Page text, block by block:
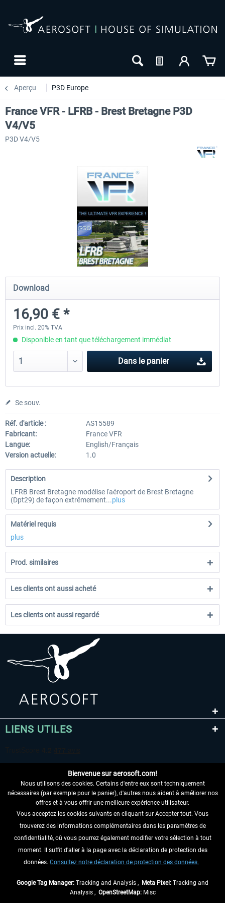
Aperçu P3D Europe
Hamburg-Finkenwerder
France VFR - LFRB - Brest Bretagne P3D
V4/V5
P3D V4/V5
Download
16,90 € *
Prix incl. 20% TVA
Disponible en tant que téléchargement immédiat
Dans le panier
Se souv.
Réf. d'article :
AS15589
Fabricant:
France VFR
Langue:
English/Français
Version actuelle:
1.0
Description
LFRB Brest Bretagne modélise l'aéroport de Brest Bretagne
(Dpt29) de façon extrêmement...plus
Matériel requis
plus
Prod. similaires
Les clients ont aussi acheté
Les clients ont aussi regardé
LIENS UTILES
RENONCER AU CONTRAT ICI
INFORMATIONS
NE MANQUEZ PAS LES DERNIÈRES
Bienvenue sur aerosoft.com!
Nous utilisons des cookies. Certains d'entre eux sont techniquement
nécessaires (par exemple pour le panier), d'autres nous aident à améliorer nos
offres et à vous offrir une meilleure expérience utilisateur.
Vous acceptez les cookies suivants en cliquant sur Accepter tout. Vous
trouverez des informations complémentaires dans les paramètres de
confidentialité, où vous pourrez également modifier votre sélection à tout
moment. Il suffit d'aller à la page avec la déclaration de protection des
données. Consultez notre déclaration de protection des données.
Google Tag Manager: Tracking and Analysis , Meta Pixel: Tracking and
Analysis , OpenStreetMap:Misc